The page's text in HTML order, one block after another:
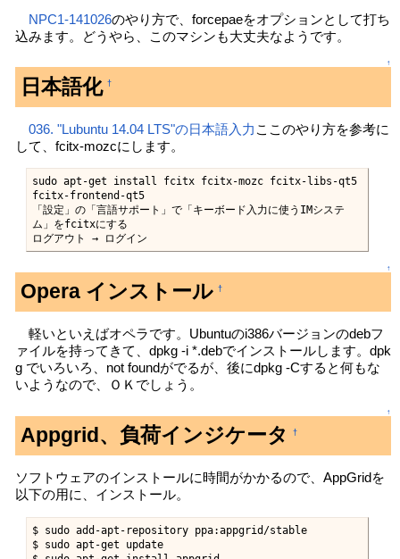
NPC1-141026のやり方で、forcepaeをオプションとして打ち
込みます。どうやら、このマシンも大丈夫なようです。
↑
日本語化 †
036. "Lubuntu 14.04 LTS"の日本語入力 ここのやり方を参考に
して、fcitx-mozcにします。
sudo apt-get install fcitx fcitx-mozc fcitx-libs-qt5
fcitx-frontend-qt5
「設定」の「言語サポート」で「キーボード入力に使うIMシステ
ム」をfcitxにする
ログアウト → ログイン
↑
Opera インストール †
軽いといえばオペラです。Ubuntuのi386バージョンのdebフ
ァイルを持ってきて、dpkg -i *.debでインストールします。dpk
g でいろいろ、not foundがでるが、後にdpkg -Cすると何もな
いようなので、ＯＫでしょう。
↑
Appgrid、負荷インジケータ †
ソフトウェアのインストールに時間がかかるので、AppGridを
以下の用に、インストール。
$ sudo add-apt-repository ppa:appgrid/stable
$ sudo apt-get update